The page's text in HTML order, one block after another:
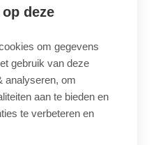
met zachte
deze
om gegevens
gebruik van deze
analyseren, om
aan te bieden en
te verbeteren en